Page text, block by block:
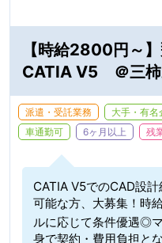
【時給2800円～
CATIA V5 ＠三
派遣・受託業務 大手・有名
車通勤可
6ヶ月以上 残
CATIA V5でのCAD設
可能な方、大募集！時
ルに応じて条件優遇◎
身で契約・費用負担と